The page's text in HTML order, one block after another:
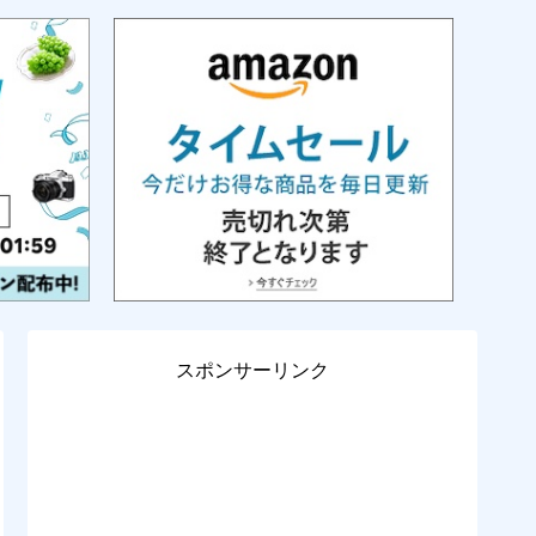
スポンサーリンク